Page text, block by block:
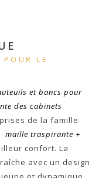
LE
et bancs pour
des cabinets
de la famille
maille traspirante +
confort. La
avec un design